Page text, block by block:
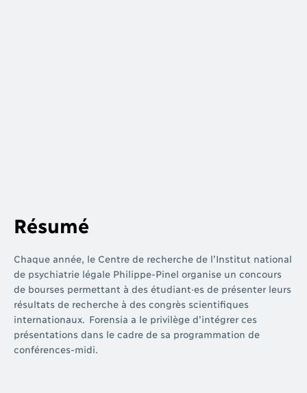
Résumé
Chaque année, le Centre de recherche de l’Institut national
de psychiatrie légale Philippe-Pinel organise un concours
de bourses permettant à des étudiant·es de présenter leurs
résultats de recherche à des congrès scientifiques
internationaux. Forensia a le privilège d’intégrer ces
présentations dans le cadre de sa programmation de
conférences-midi.